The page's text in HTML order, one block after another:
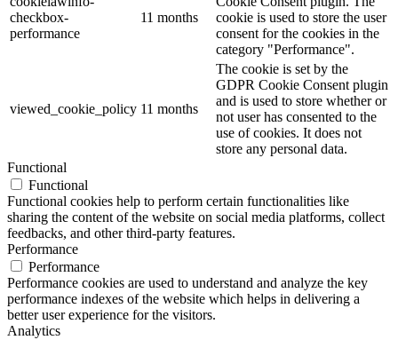
checkbox-
performance
11 months
cookie is used to store the user
consent for the cookies in the
category "Performance".
viewed_cookie_policy 11 months
The cookie is set by the
GDPR Cookie Consent plugin
and is used to store whether or
not user has consented to the
use of cookies. It does not
store any personal data.
Functional
Functional
Functional cookies help to perform certain functionalities like
sharing the content of the website on social media platforms, collect
feedbacks, and other third-party features.
Performance
Performance
Performance cookies are used to understand and analyze the key
performance indexes of the website which helps in delivering a
better user experience for the visitors.
Analytics